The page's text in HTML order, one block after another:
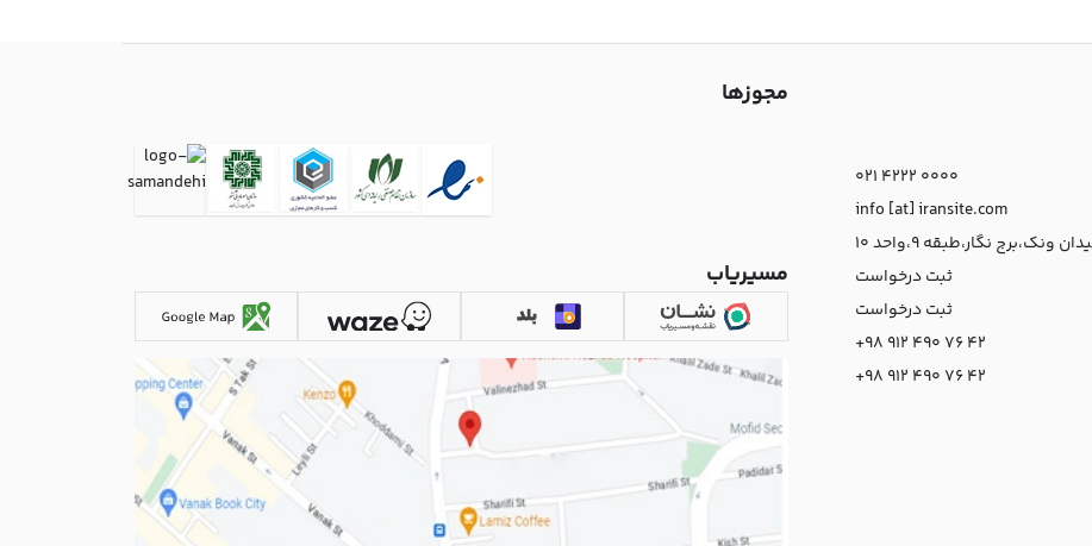
021 4222 0000
info [at] iransite.com
ونک،برج نگار،طبقه 9،واحد 10
ثبت درخواست
ثبت درخواست
+98 912 490 76 42
+98 912 490 76 42
مجوزها
مسیریاب